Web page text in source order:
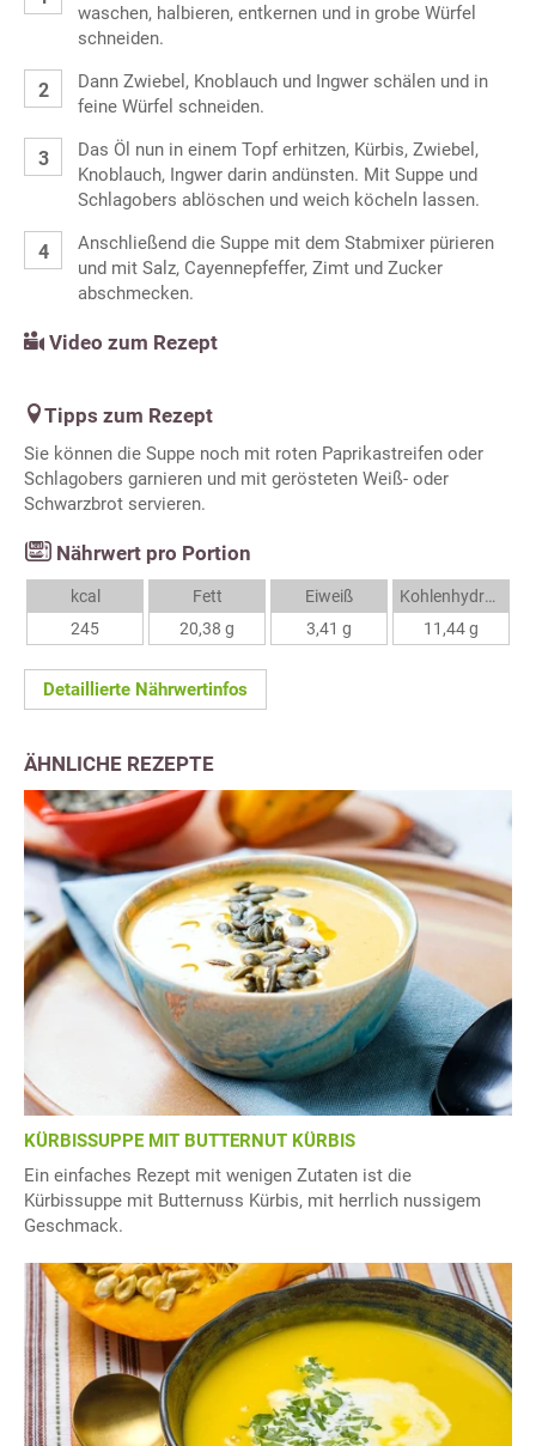
waschen, halbieren, entkernen und in grobe Würfel
schneiden.
Dann Zwiebel, Knoblauch und Ingwer schälen und in
feine Würfel schneiden.
Das Öl nun in einem Topf erhitzen, Kürbis, Zwiebel,
Knoblauch, Ingwer darin andünsten. Mit Suppe und
Schlagobers ablöschen und weich köcheln lassen.
Anschließend die Suppe mit dem Stabmixer pürieren
und mit Salz, Cayennepfeffer, Zimt und Zucker
abschmecken.
Video zum Rezept
Tipps zum Rezept
Sie können die Suppe noch mit roten Paprikastreifen oder
Schlagobers garnieren und mit gerösteten Weiß- oder
Schwarzbrot servieren.
Nährwert pro Portion
kcal
245
Fett
20,38 g
Eiweiß
3,41 g
Kohlenhydrate
11,44 g
Detaillierte Nährwertinfos
ÄHNLICHE REZEPTE
KÜRBISSUPPE MIT BUTTERNUT KÜRBIS
Ein einfaches Rezept mit wenigen Zutaten ist die
Kürbissuppe mit Butternuss Kürbis, mit herrlich nussigem
Geschmack.